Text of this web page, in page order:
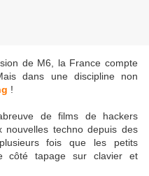
de M6, la France compte
dans une discipline non
!
de films de hackers
nouvelles techno depuis des
fois que les petits
côté tapage sur clavier et